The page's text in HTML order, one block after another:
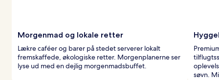
Morgenmad og lokale retter
Lækre caféer og barer på stedet serverer lokalt
fremskaffede, økologiske retter. Morgenplanerne ser
lyse ud med en dejlig morgenmadsbuffet.
søvn.